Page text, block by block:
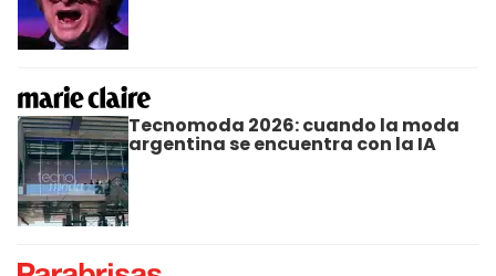
Tecnomoda 2026: cuando la moda
argentina se encuentra con la IA